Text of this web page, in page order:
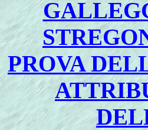
PROVA